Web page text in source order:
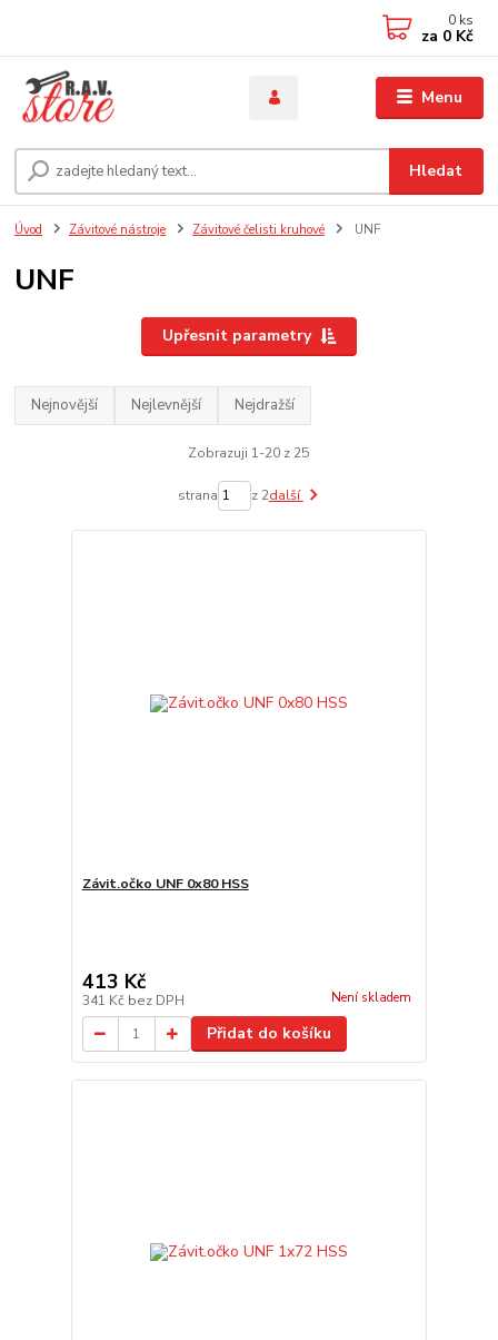
Menu
Hledat
0 ks
za 0 Kč
Úvod Závitové nástroje Závitové čelisti kruhové UNF
UNF
Upřesnit parametry
Nejnovější Nejlevnější Nejdražší
Zobrazuji 1-20 z 25
strana z 2další
Závit.očko UNF 0x80 HSS
413 Kč
341 Kč bez DPH Není skladem
Přidat do košíku